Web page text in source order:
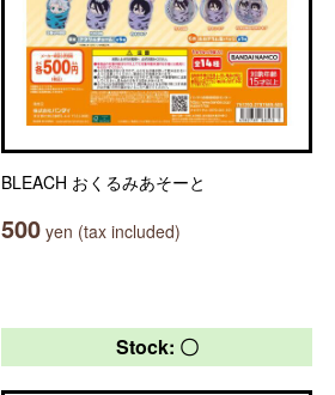
BLEACH おくるみあそーと
500 yen (tax included)
Stock: 〇